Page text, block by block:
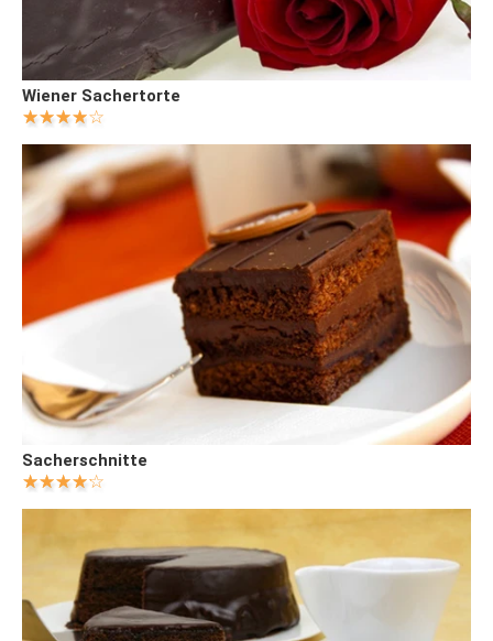
Wiener Sachertorte
Sacherschnitte